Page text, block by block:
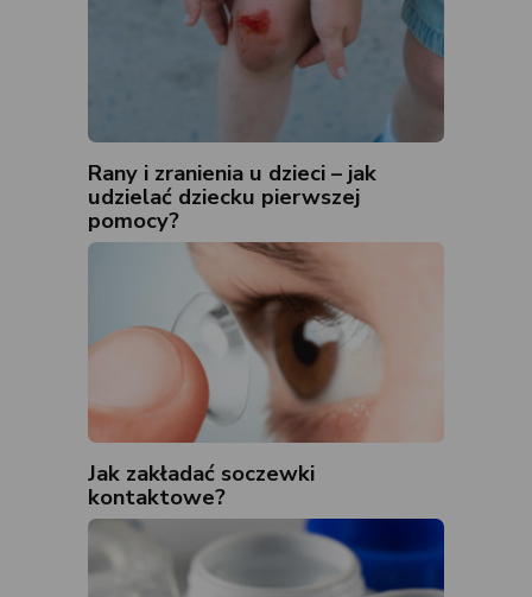
Rany i zranienia u dzieci – jak
udzielać dziecku pierwszej
pomocy?
Jak zakładać soczewki
kontaktowe?